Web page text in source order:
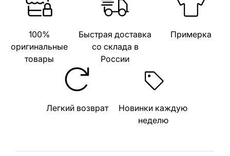
100%
оригинальные
товары
Быстрая доставка
со склада в
России
Примерка
Легкий возврат
Новинки каждую
неделю